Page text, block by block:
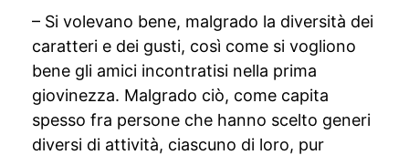
– Si volevano bene, malgrado la diversità dei
caratteri e dei gusti, così come si vogliono
bene gli amici incontratisi nella prima
giovinezza. Malgrado ciò, come capita
spesso fra persone che hanno scelto generi
diversi di attività, ciascuno di loro, pur